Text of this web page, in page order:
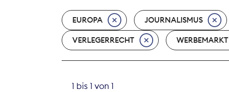
EUROPA JOURNALISMUS
VERLEGERRECHT WERBEMARKT
1 bis 1 von 1